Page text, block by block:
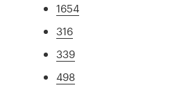
1654
316
339
498